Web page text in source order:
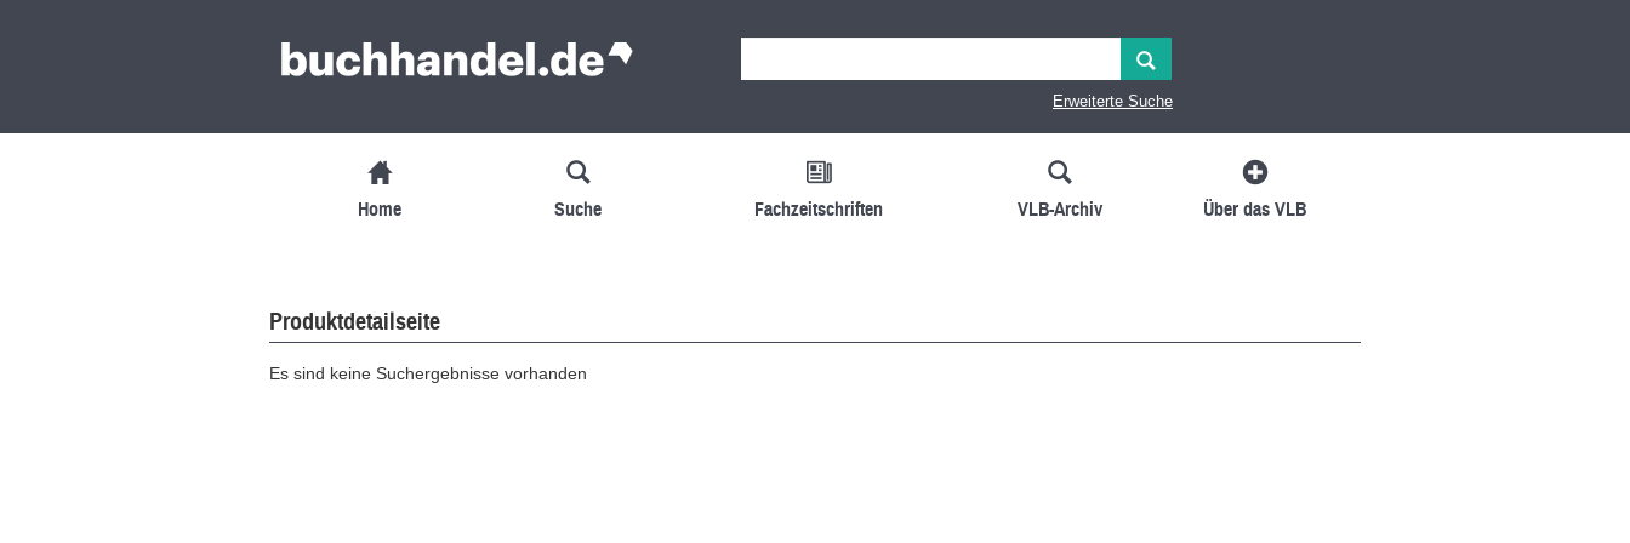
Erweiterte Suche
Home Suche Fachzeitschriften VLB-Archiv Über das VLB
Produktdetailseite
Es sind keine Suchergebnisse vorhanden